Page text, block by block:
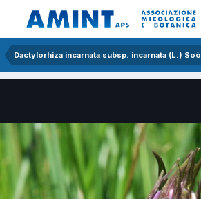
Dactylorhiza incarnata subsp. incarnata (L.) Soò